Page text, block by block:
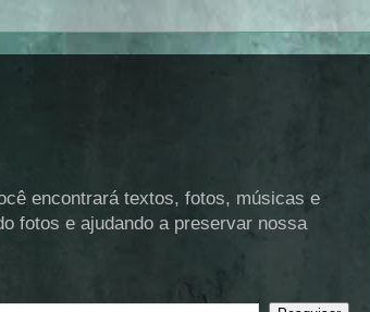
encontrará textos, fotos, músicas e
fotos e ajudando a preservar nossa